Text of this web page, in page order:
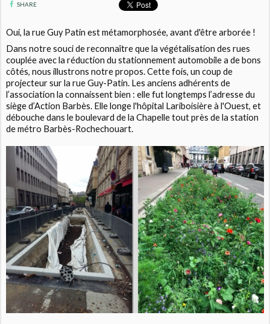
SHARE
Oui, la rue Guy Patin est métamorphosée, avant d'être arborée !
Dans notre souci de reconnaître que la végétalisation des rues
couplée avec la réduction du stationnement automobile a de bons
côtés, nous illustrons notre propos. Cette fois, un coup de
projecteur sur la rue Guy-Patin. Les anciens adhérents de
l’association la connaissent bien : elle fut longtemps l’adresse du
siège d’Action Barbès. Elle longe l'hôpital Lariboisière à l'Ouest, et
débouche dans le boulevard de la Chapelle tout près de la station
de métro Barbès-Rochechouart.